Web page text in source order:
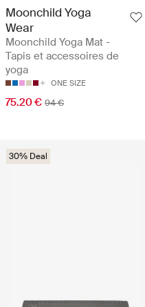
Moonchild Yoga
Wear
Moonchild Yoga Mat -
Tapis et accessoires de
yoga
ONE SIZE
75.20 € 94 €
30% Deal